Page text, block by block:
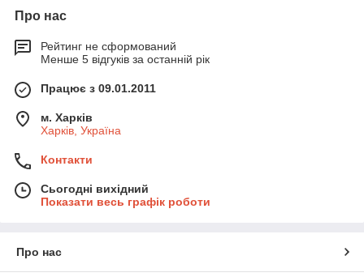
Про нас
Рейтинг не сформований
Менше 5 відгуків за останній рік
Працює з 09.01.2011
м. Харків
Харків, Україна
Контакти
Сьогодні вихідний
Показати весь графік роботи
Про нас